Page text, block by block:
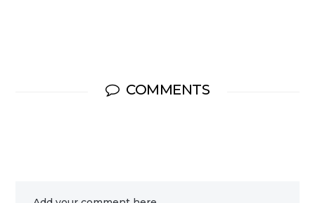
COMMENTS